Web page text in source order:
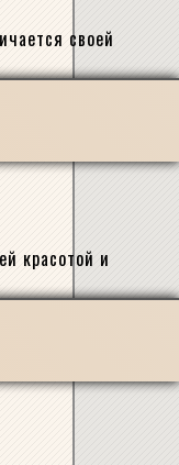
своей
красотой и